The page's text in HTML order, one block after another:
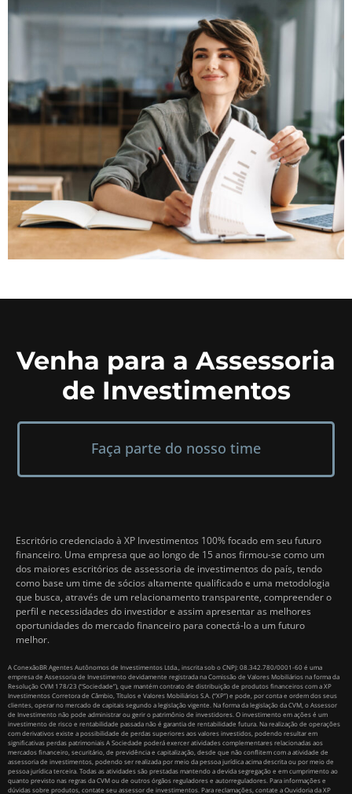
Venha para a Assessoria
de Investimentos
Faça parte do nosso time
Escritório credenciado à XP Investimentos 100% focado em seu futuro
financeiro. Uma empresa que ao longo de 15 anos firmou-se como um
dos maiores escritórios de assessoria de investimentos do país, tendo
como base um time de sócios altamente qualificado e uma metodologia
que busca, através de um relacionamento transparente, compreender o
perfil e necessidades do investidor e assim apresentar as melhores
oportunidades do mercado financeiro para conectá-lo a um futuro
melhor.
A ConexãoBR Agentes Autônomos de Investimentos Ltda., inscrita sob o CNPJ: 08.342.780/0001-60 é uma
empresa de Assessoria de Investimento devidamente registrada na Comissão de Valores Mobiliários na forma da
Resolução CVM 178/23 (“Sociedade”), que mantém contrato de distribuição de produtos financeiros com a XP
Investimentos Corretora de Câmbio, Títulos e Valores Mobiliários S.A. (“XP”) e pode, por conta e ordem dos seus
clientes, operar no mercado de capitais segundo a legislação vigente. Na forma da legislação da CVM, o Assessor
de Investimento não pode administrar ou gerir o patrimônio de investidores. O investimento em ações é um
investimento de risco e rentabilidade passada não é garantia de rentabilidade futura. Na realização de operações
com derivativos existe a possibilidade de perdas superiores aos valores investidos, podendo resultar em
significativas perdas patrimoniais A Sociedade poderá exercer atividades complementares relacionadas aos
mercados financeiro, securitário, de previdência e capitalização, desde que não conflitem com a atividade de
assessoria de investimentos, podendo ser realizada por meio da pessoa jurídica acima descrita ou por meio de
pessoa jurídica terceira. Todas as atividades são prestadas mantendo a devida segregação e em cumprimento ao
quanto previsto nas regras da CVM ou de outros órgãos reguladores e autorreguladores. Para informações e
dúvidas sobre produtos, contate seu assessor de investimentos. Para reclamações, contate a Ouvidoria da XP